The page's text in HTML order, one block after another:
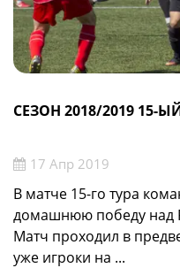
СЕЗОН 2018/2019 15-ЫЙ
17 Апр 2019
В матче 15-го тура
домашнюю победу над
Матч проходил в
уже игроки на ...